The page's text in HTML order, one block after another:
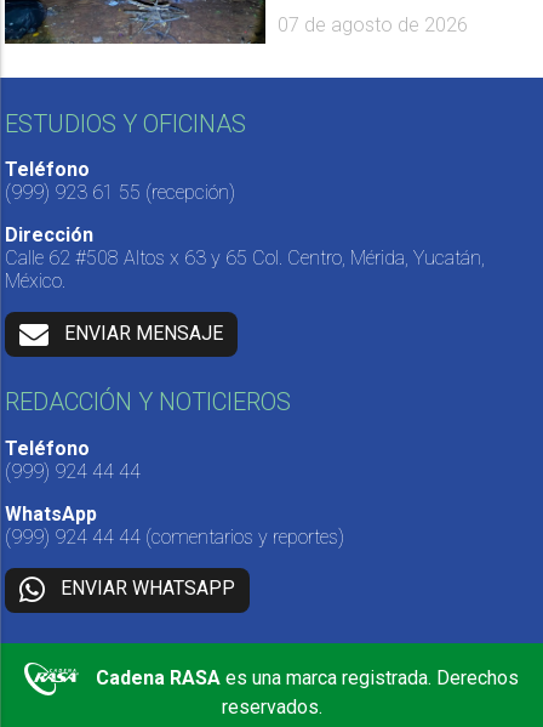
07 de agosto de 2026
ESTUDIOS Y OFICINAS
Teléfono
(999) 923 61 55 (recepción)
Dirección
Calle 62 #508 Altos x 63 y 65 Col. Centro, Mérida, Yucatán,
México.
ENVIAR MENSAJE
REDACCIÓN Y NOTICIEROS
Teléfono
(999) 924 44 44
WhatsApp
(999) 924 44 44 (comentarios y reportes)
ENVIAR WHATSAPP
Cadena RASA es una marca registrada. Derechos
reservados.